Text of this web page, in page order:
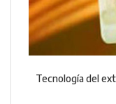
Tecnología del